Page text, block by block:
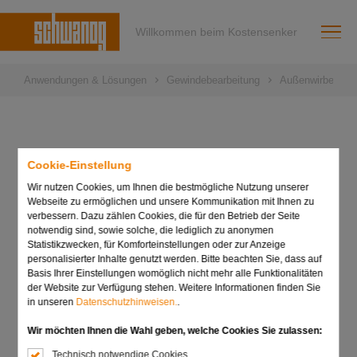
Cookie-Einstellung
Wir nutzen Cookies, um Ihnen die bestmögliche Nutzung unserer
Webseite zu ermöglichen und unsere Kommunikation mit Ihnen zu
verbessern. Dazu zählen Cookies, die für den Betrieb der Seite
notwendig sind, sowie solche, die lediglich zu anonymen
Statistikzwecken, für Komforteinstellungen oder zur Anzeige
personalisierter Inhalte genutzt werden. Bitte beachten Sie, dass auf
Basis Ihrer Einstellungen womöglich nicht mehr alle Funktionalitäten
der Website zur Verfügung stehen. Weitere Informationen finden Sie
in unseren Datenschutzhinweisen.
Wir möchten Ihnen die Wahl geben, welche Cookies Sie zulassen:
Technisch notwendige Cookies
Willkommen beim Kostensenker
Anwendungen & Lösungen Gewindebearbeitung Außenwirbeln
Anwendungshinweise für
das Gewindewirbeln